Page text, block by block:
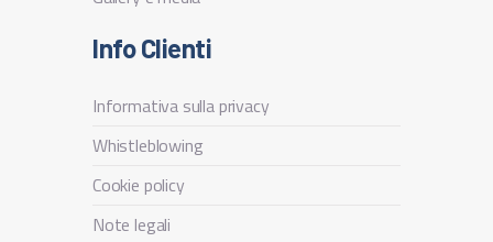
Info Clienti
Informativa sulla privacy
Whistleblowing
Cookie policy
Note legali